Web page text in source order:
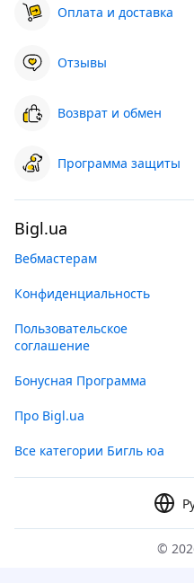
Оплата и доставка
Отзывы
Возврат и обмен
Программа защиты
Bigl.ua
Вебмастерам
Конфиденциальность
Пользовательское
соглашение
Бонусная Программа
Про Bigl.ua
Все категории Бигль юа
©